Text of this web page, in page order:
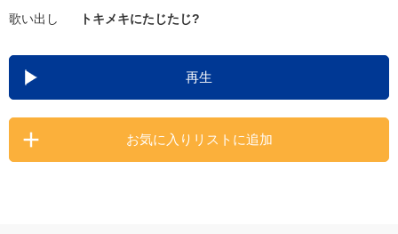
カラオケ最新情報をチェック！
自宅でカラオケ歌い放題！
家族や友達と一緒に！練習にも！
歌い出し
トキメキにたじたじ?
再生
お気に入りリストに追加